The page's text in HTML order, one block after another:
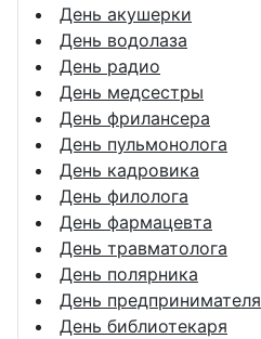
День акушерки
День водолаза
День радио
День медсестры
День фрилансера
День пульмонолога
День кадровика
День филолога
День фармацевта
День травматолога
День полярника
День предпринимателя
День библиотекаря